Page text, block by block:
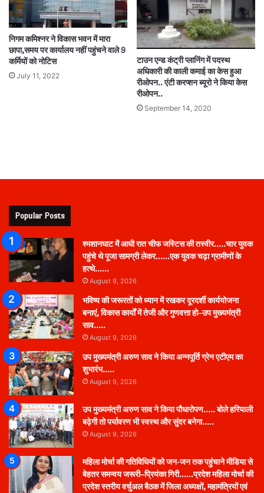
निगम कमिश्नर ने विकास भवन में मारा
छापा,समय पर कार्यालय नहीं पहुंचने वाले 9
कर्मियों को नोटिस
July 11, 2022
टाउन एन्ड कंट्री प्लानिंग में पदस्थ
अधिकारी की काली कमाई का केस हुआ
रीओपन.. एंटी करप्शन ब्यूरो ने किया केस
रीओपन..
September 14, 2020
Popular Posts
श्मशानघाट में आधी रात चीफ जस्टिस की तस्वीर…..चार युवक
पहुंचे थे पूजा सामग्री लेकर……एक युवक चढ़ा ग्रामीणों के
हत्थे……
August 9, 2026
भविष्य की जरूरतों को ध्यान में रखकर दूरदर्शी कार्ययोजना
बनाएं, विकास कार्यों में तेजी और गुणवत्ता हो–उप मुख्यमंत्री
साव…..
August 9, 2026
उप मुख्यमंत्री अरुण साव ने किया अन्नपूर्ति ग्रेन एटीएम का
शुभारंभ…..
August 9, 2026
उप मुख्यमंत्री अरुण साव ने किया पौधारोपण….. बोले हरियाली
बढ़ेगी तो पर्यावरण भी स्वस्थ और सुंदर बनेगा…..
August 9, 2026
महिला मोर्चा की गतिविधियों को जन-जन तक पहुंचाने मीडिया से
बेहतर समन्वय जरूरी–प्रियंका गिरी……प्रदेश महिला मोर्चा की
प्रदेश स्तरीय वर्चुअल बैठक में जिला अध्यक्षों, महामंत्रियों एवं